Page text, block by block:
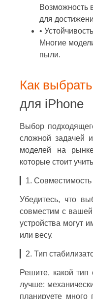
Возможность
для
•
Многие
пыли.
Как
для iPhone
Выбор
сложной задачей
моделей на
которые стоит
▎1. Совместимость
Убедитесь, что
совместим с
устройства могут
или весу.
▎2. Тип
Решите, какой тип
лучше:
планируете много